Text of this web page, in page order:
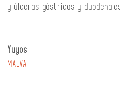
y úlceras gástricas y
Yuyos
MALVA